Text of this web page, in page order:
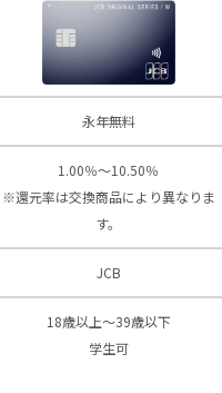
永年無料
1.00％～10.50％
※還元率は交換商品により異なりま
す。
JCB
18歳以上～39歳以下
学生可